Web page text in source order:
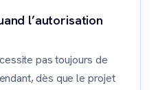
l’autorisation
pas toujours de
dès que le projet